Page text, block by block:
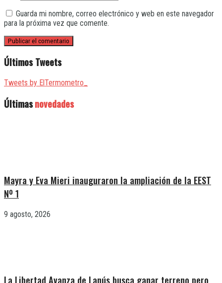
Guarda mi nombre, correo electrónico y web en este navegador
para la próxima vez que comente.
Últimos Tweets
Tweets by ElTermometro_
Últimasnovedades
Mayra y Eva Mieri inauguraron la ampliación de la EEST
Nº 1
9 agosto, 2026
La Libertad Avanza de Lanús busca ganar terreno pero